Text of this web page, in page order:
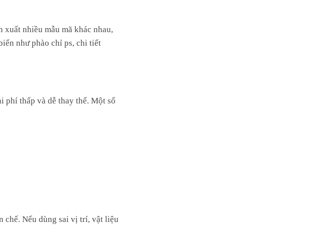
nhiều mẫu mã khác nhau,
như phào chỉ ps, chi tiết
phí thấp và dễ thay thế. Một số
chế. Nếu dùng sai vị trí, vật liệu